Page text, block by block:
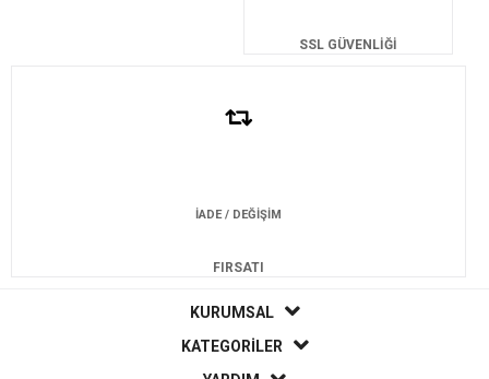
SSL GÜVENLİĞİ
İADE / DEĞİŞİM
FIRSATI
KURUMSAL
KATEGORİLER